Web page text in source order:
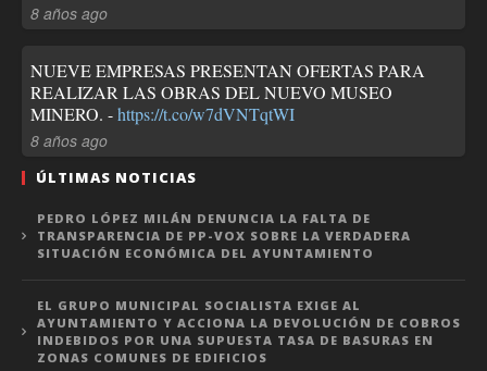
8 años ago
NUEVE EMPRESAS PRESENTAN OFERTAS PARA
REALIZAR LAS OBRAS DEL NUEVO MUSEO
MINERO. -https://t.co/w7dVNTqtWI
8 años ago
ÚLTIMAS NOTICIAS
PEDRO LÓPEZ MILÁN DENUNCIA LA FALTA DE
TRANSPARENCIA DE PP-VOX SOBRE LA VERDADERA
SITUACIÓN ECONÓMICA DEL AYUNTAMIENTO
EL GRUPO MUNICIPAL SOCIALISTA EXIGE AL
AYUNTAMIENTO Y ACCIONA LA DEVOLUCIÓN DE COBROS
INDEBIDOS POR UNA SUPUESTA TASA DE BASURAS EN
ZONAS COMUNES DE EDIFICIOS